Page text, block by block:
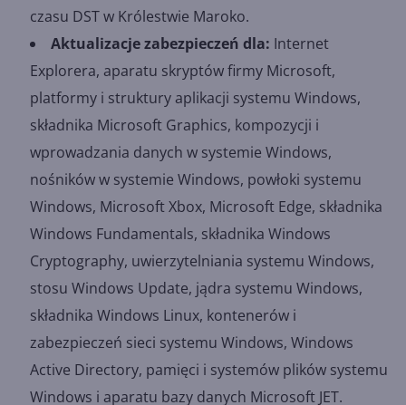
czasu DST w Królestwie Maroko.
Aktualizacje zabezpieczeń dla: Internet
Explorera, aparatu skryptów firmy Microsoft,
platformy i struktury aplikacji systemu Windows,
składnika Microsoft Graphics, kompozycji i
wprowadzania danych w systemie Windows,
nośników w systemie Windows, powłoki systemu
Windows, Microsoft Xbox, Microsoft Edge, składnika
Windows Fundamentals, składnika Windows
Cryptography, uwierzytelniania systemu Windows,
stosu Windows Update, jądra systemu Windows,
składnika Windows Linux, kontenerów i
zabezpieczeń sieci systemu Windows, Windows
Active Directory, pamięci i systemów plików systemu
Windows i aparatu bazy danych Microsoft JET.